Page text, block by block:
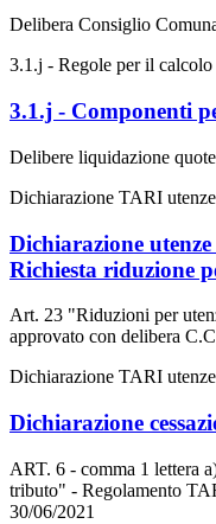
Delibera Consiglio
3.1.j - Regole per il
3.1.j - Componenti
Delibere liquidazione
Dichiarazione TARI
Dichiarazione
Richiesta riduzione
Art. 23 "Riduzioni per
approvato con delibera
Dichiarazione TARI
Dichiarazione
ART. 6 - comma 1 lettera
tributo" - Regolamento
30/06/2021